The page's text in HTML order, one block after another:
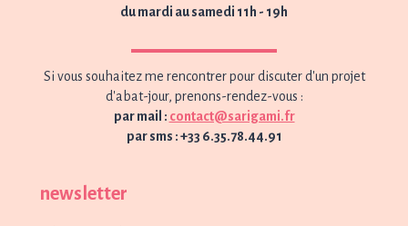
du mardi au samedi 11h - 19h
Si vous souhaitez me rencontrer pour discuter d'un projet
d'abat-jour, prenons-rendez-vous :
par mail : contact@sarigami.fr
par sms : +33 6.35.78.44.91
newsletter